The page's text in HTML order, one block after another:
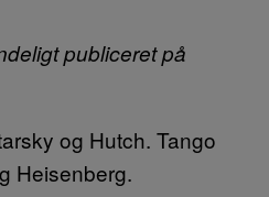
publiceret på
og Hutch. Tango
Heisenberg.